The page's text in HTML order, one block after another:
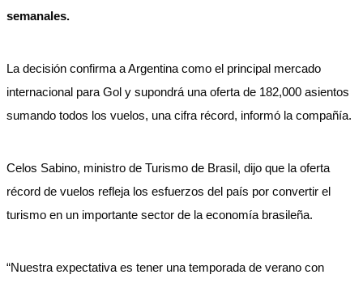
semanales.
La decisión confirma a Argentina como el principal mercado
internacional para Gol y supondrá una oferta de 182,000 asientos
sumando todos los vuelos, una cifra récord, informó la compañía.
Celos Sabino, ministro de Turismo de Brasil, dijo que la oferta
récord de vuelos refleja los esfuerzos del país por convertir el
turismo en un importante sector de la economía brasileña.
“Nuestra expectativa es tener una temporada de verano con